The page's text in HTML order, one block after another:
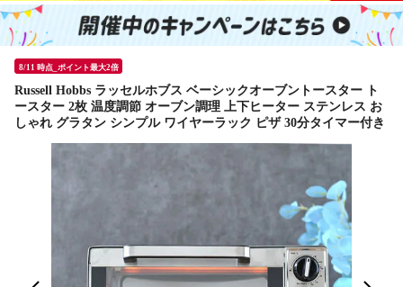
8/11 時点_ポイント最大2倍
Russell Hobbs ラッセルホブス ベーシックオーブントースター ト
ースター 2枚 温度調節 オーブン調理 上下ヒーター ステンレス お
しゃれ グラタン シンプル ワイヤーラック ピザ 30分タイマー付き